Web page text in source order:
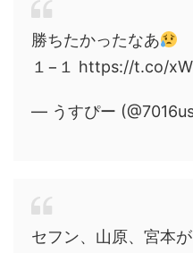
勝ちたかったなあ
１−１ https://t.co/
— うすぴー
セフン、山原、宮本